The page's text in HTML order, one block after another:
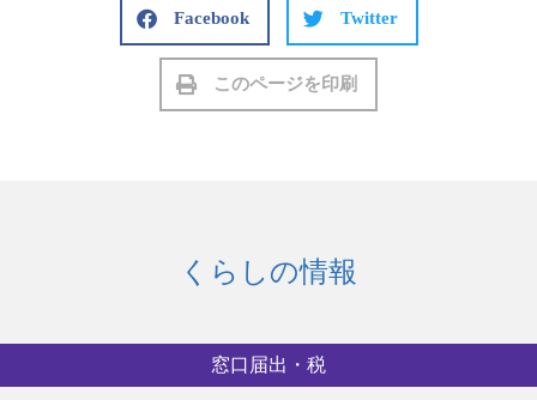
Facebook Twitter
このページを印刷
くらしの情報
窓口届出・税